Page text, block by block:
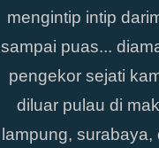
mengintip intip
sampai puas...
pengekor sejati
diluar pulau di
lampung,